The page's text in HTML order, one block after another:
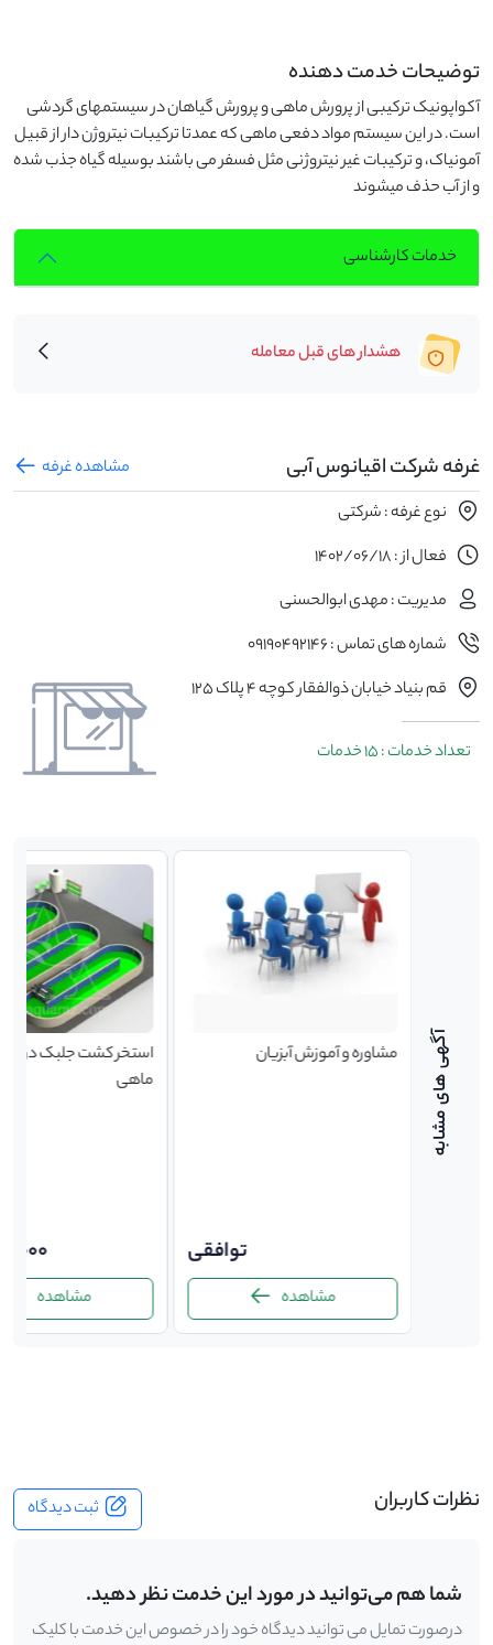
توضیحات خدمت دهنده
آکواپونیک ترکیبی از پرورش ماهی و پرورش گیاهان در سیستمهای گردشی
است. در این سیستم مواد دفعی ماهی که عمدتا ترکیبات نیتروژن دار از قبیل
آمونیاک، و ترکیبات غیر نیتروژنی مثل فسفر می باشند بوسیله گیاه جذب شده
و از آب حذف میشوند
خدمات کارشناسی
هشدار های قبل معامله
غرفه شرکت اقیانوس آبی
مشاهده غرفه
نوع غرفه : شرکتی
فعال از : 1402/06/18
مدیریت : مهدی ابوالحسنی
شماره های تماس : 09190492146
قم بنیاد خیابان ذوالفقار کوچه 4 پلاک 125
تعداد خدمات : 15 خدمات
مشاوره و آموزش آبزیان
توافقی
مشاهده
استخر کشت جلبک در
ماهی
مشاهده
نظرات کاربران ثبت دیدگاه
شما هم می‌توانید در مورد این خدمت نظر دهید.
درصورت تمایل می توانید دیدگاه خود را در خصوص این خدمت با کلیک